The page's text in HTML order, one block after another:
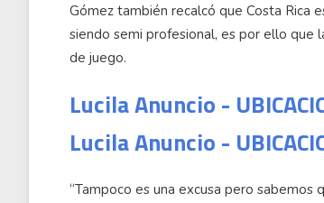
Gómez también recalcó que Costa Rica
siendo semi profesional, es por ello que
de juego.
Lucila Anuncio -
Lucila Anuncio -
“Tampoco es una excusa pero